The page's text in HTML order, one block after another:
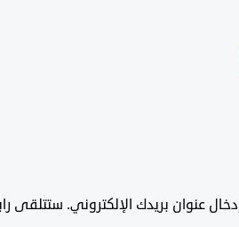
عنوان بريدك الإلكتروني. ستتلقى